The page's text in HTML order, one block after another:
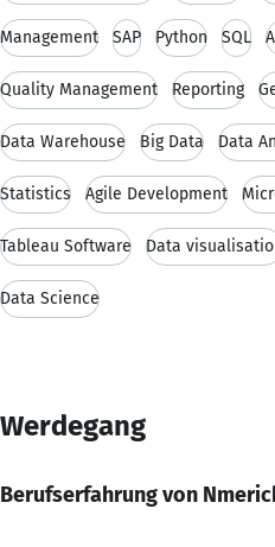
Management SAP Python SQL
Quality Management Reporting
Data Warehouse Big Data Data
Statistics Agile Development
Tableau Software Data
Data Science
Werdegang
Berufserfahrung von